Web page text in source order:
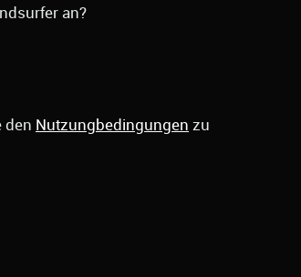
an?
den Nutzungbedingungen zu